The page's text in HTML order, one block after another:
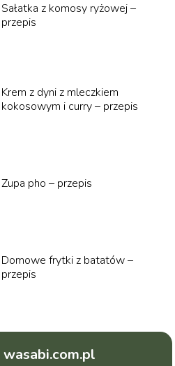
Sałatka z komosy ryżowej –
przepis
Krem z dyni z mleczkiem
kokosowym i curry – przepis
Zupa pho – przepis
Domowe frytki z batatów –
przepis
wasabi.com.pl